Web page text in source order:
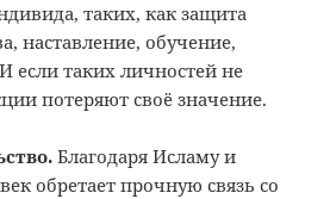
таких, как защита
наставление, обучение,
если таких личностей не
потеряют своё значение.
Благодаря Исламу и
обретает прочную связь со